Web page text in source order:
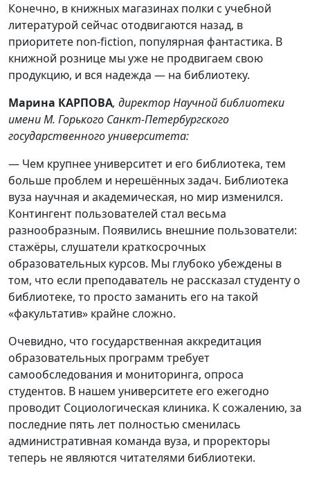
Конечно, в книжных магазинах полки с учебной
литературой сейчас отодвигаются назад, в
приоритете non-fiction, популярная фантастика. В
книжной рознице мы уже не продвигаем свою
продукцию, и вся надежда — на библиотеку.
Марина КАРПОВА, директор Научной библиотеки
имени М. Горького Санкт-Петербургского
государственного университета:
— Чем крупнее университет и его библиотека, тем
больше проблем и нерешённых задач. Библиотека
вуза научная и академическая, но мир изменился.
Контингент пользователей стал весьма
разнообразным. Появились внешние пользователи:
стажёры, слушатели краткосрочных
образовательных курсов. Мы глубоко убеждены в
том, что если преподаватель не рассказал студенту о
библиотеке, то просто заманить его на такой
«факультатив» крайне сложно.
Очевидно, что государственная аккредитация
образовательных программ требует
самообследования и мониторинга, опроса
студентов. В нашем университете его ежегодно
проводит Социологическая клиника. К сожалению, за
последние пять лет полностью сменилась
административная команда вуза, и проректоры
теперь не являются читателями библиотеки.